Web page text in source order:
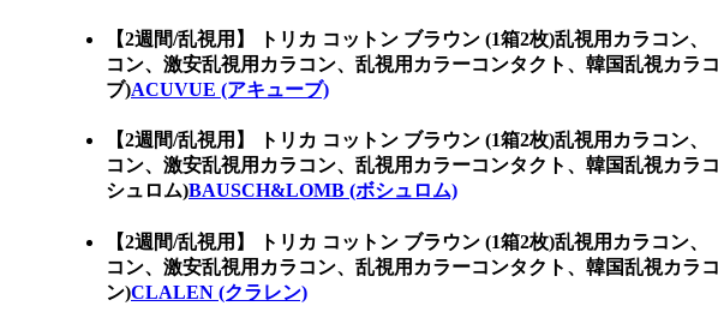
【2週間/乱視用】 トリカ コットン ブラウン (1箱2枚)乱視用カラコン、
コン、激安乱視用カラコン、乱視用カラーコンタクト、韓国乱視カ
ブ)ACUVUE (アキューブ)
【2週間/乱視用】 トリカ コットン ブラウン (1箱2枚)乱視用カラコン、
コン、激安乱視用カラコン、乱視用カラーコンタクト、韓国乱視カ
シュロム)BAUSCH&LOMB (ボシュロム)
【2週間/乱視用】 トリカ コットン ブラウン (1箱2枚)乱視用カラコン、
コン、激安乱視用カラコン、乱視用カラーコンタクト、韓国乱視カ
ン)CLALEN (クラレン)